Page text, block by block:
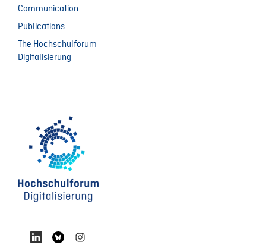
Communication
Publications
The Hochschulforum
Digitalisierung